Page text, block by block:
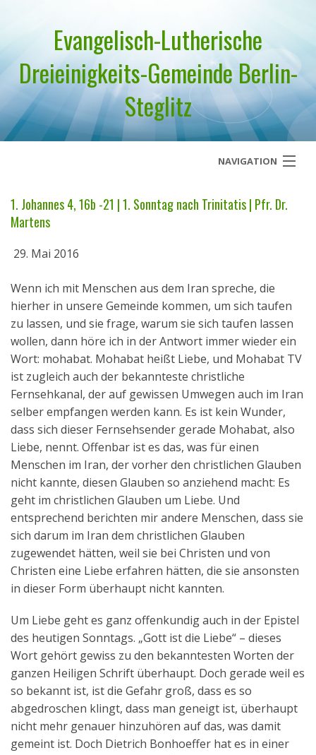
Evangelisch-Lutherische
Dreieinigkeits-Gemeinde Berlin-
Steglitz
NAVIGATION
Über uns
Geistliches Wort
Termine
Aktuelles
Kontakt
English
1. Johannes 4, 16b -21 | 1. Sonntag nach Trinitatis | Pfr. Dr.
Martens
29. Mai 2016
Wenn ich mit Menschen aus dem Iran spreche, die
hierher in unsere Gemeinde kommen, um sich taufen
zu lassen, und sie frage, warum sie sich taufen lassen
wollen, dann höre ich in der Antwort immer wieder ein
Wort: mohabat. Mohabat heißt Liebe, und Mohabat TV
ist zugleich auch der bekannteste christliche
Fernsehkanal, der auf gewissen Umwegen auch im Iran
selber empfangen werden kann. Es ist kein Wunder,
dass sich dieser Fernsehsender gerade Mohabat, also
Liebe, nennt. Offenbar ist es das, was für einen
Menschen im Iran, der vorher den christlichen Glauben
nicht kannte, diesen Glauben so anziehend macht: Es
geht im christlichen Glauben um Liebe. Und
entsprechend berichten mir andere Menschen, dass sie
sich darum im Iran dem christlichen Glauben
zugewendet hätten, weil sie bei Christen und von
Christen eine Liebe erfahren hätten, die sie ansonsten
in dieser Form überhaupt nicht kannten.
Um Liebe geht es ganz offenkundig auch in der Epistel
des heutigen Sonntags. „Gott ist die Liebe“ – dieses
Wort gehört gewiss zu den bekanntesten Worten der
ganzen Heiligen Schrift überhaupt. Doch gerade weil es
so bekannt ist, ist die Gefahr groß, dass es so
abgedroschen klingt, dass man geneigt ist, überhaupt
nicht mehr genauer hinzuhören auf das, was damit
gemeint ist. Doch Dietrich Bonhoeffer hat es in einer